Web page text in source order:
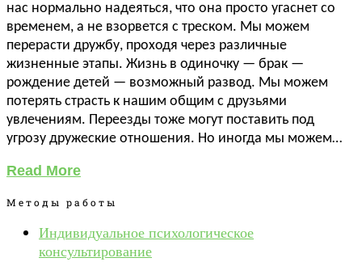
нас нормально надеяться, что она просто угаснет со
временем, а не взорвется с треском. Мы можем
перерасти дружбу, проходя через различные
жизненные этапы. Жизнь в одиночку — брак —
рождение детей — возможный развод. Мы можем
потерять страсть к нашим общим с друзьями
увлечениям. Переезды тоже могут поставить под
угрозу дружеские отношения. Но иногда мы можем…
Read More
Методы работы
Индивидуальное психологическое
консультирование